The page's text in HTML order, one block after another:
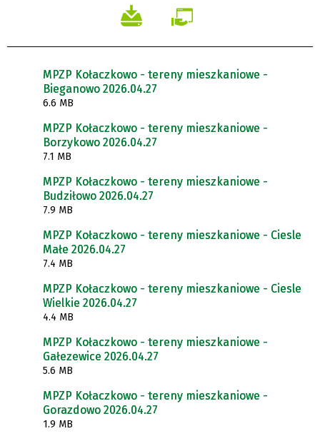
MPZP Kołaczkowo - tereny mieszkaniowe -
Bieganowo 2026.04.27
6.6 MB
MPZP Kołaczkowo - tereny mieszkaniowe -
Borzykowo 2026.04.27
7.1 MB
MPZP Kołaczkowo - tereny mieszkaniowe -
Budziłowo 2026.04.27
7.9 MB
MPZP Kołaczkowo - tereny mieszkaniowe - Ciesle
Małe 2026.04.27
7.4 MB
MPZP Kołaczkowo - tereny mieszkaniowe - Ciesle
Wielkie 2026.04.27
4.4 MB
MPZP Kołaczkowo - tereny mieszkaniowe -
Gałezewice 2026.04.27
5.6 MB
MPZP Kołaczkowo - tereny mieszkaniowe -
Gorazdowo 2026.04.27
1.9 MB